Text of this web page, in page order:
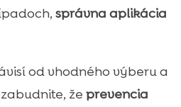
správna aplikácia
od vhodného výberu a
že prevencia